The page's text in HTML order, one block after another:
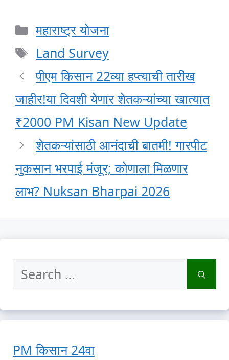
Categories
महाराष्ट्र योजना
Tags
Land Survey
पीएम किसान 22व्या हप्त्याची तारीख
जाहीर!या दिवशी येणार शेतकऱ्यांच्या खात्यात
₹2000 PM Kisan New Update
शेतकऱ्यांसाठी आनंदाची बातमी! गारपीट
नुकसान भरपाई मंजूर; कोणाला मिळणार
लाभ? Nuksan Bharpai 2026
Search
PM किसान 24वा